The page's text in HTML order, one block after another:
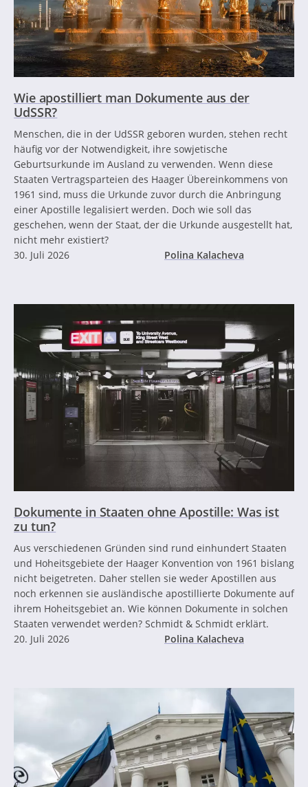
Wie apostilliert man Dokumente aus der
UdSSR?
Menschen, die in der UdSSR geboren wurden, stehen recht
häufig vor der Notwendigkeit, ihre sowjetische
Geburtsurkunde im Ausland zu verwenden. Wenn diese
Staaten Vertragsparteien des Haager Übereinkommens von
1961 sind, muss die Urkunde zuvor durch die Anbringung
einer Apostille legalisiert werden. Doch wie soll das
geschehen, wenn der Staat, der die Urkunde ausgestellt hat,
nicht mehr existiert?
30. Juli 2026
Polina Kalacheva
Dokumente in Staaten ohne Apostille: Was ist
zu tun?
Aus verschiedenen Gründen sind rund einhundert Staaten
und Hoheitsgebiete der Haager Konvention von 1961 bislang
nicht beigetreten. Daher stellen sie weder Apostillen aus
noch erkennen sie ausländische apostillierte Dokumente auf
ihrem Hoheitsgebiet an. Wie können Dokumente in solchen
Staaten verwendet werden? Schmidt & Schmidt erklärt.
20. Juli 2026
Polina Kalacheva